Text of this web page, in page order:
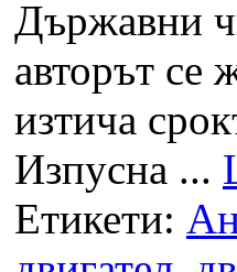
Държавни
авторът се
изтича
Изпусна ...
Етикети: